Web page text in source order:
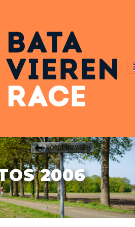
2006